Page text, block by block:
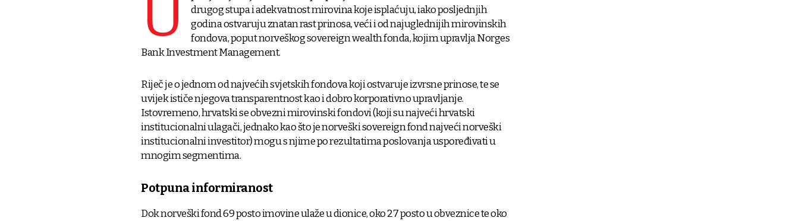
U
drugog stupa i adekvatnost mirovina koje isplaćuju, iako posljednjih
godina ostvaruju znatan rast prinosa, veći i od najuglednijih mirovinskih
fondova, poput norveškog sovereign wealth fonda, kojim upravlja Norges
Bank Investment Management.
Riječ je o jednom od najvećih svjetskih fondova koji ostvaruje izvrsne prinose, te se
uvijek ističe njegova transparentnost kao i dobro korporativno upravljanje.
Istovremeno, hrvatski se obvezni mirovinski fondovi (koji su najveći hrvatski
institucionalni ulagači, jednako kao što je norveški sovereign fond najveći norveški
institucionalni investitor) mogu s njime po rezultatima poslovanja uspoređivati u
mnogim segmentima.
Potpuna informiranost
Dok norveški fond 69 posto imovine ulaže u dionice, oko 27 posto u obveznice te oko